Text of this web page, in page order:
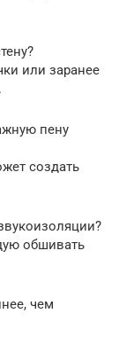
или заранее
пену
создать
обшивать
чем